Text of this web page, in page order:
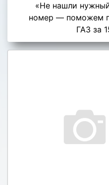
«Не нашли
номер — поможем
ГАЗ за